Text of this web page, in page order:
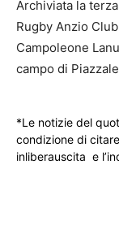
Archiviata la
Rugby Anzio
Campoleone
campo di
*Le notizie del
condizione di
inliberauscita e